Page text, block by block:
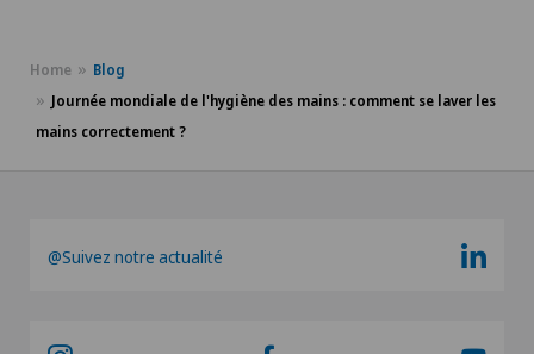
Home
Blog
Journée mondiale de l'hygiène des mains : comment se laver les
mains correctement ?
@Suivez notre actualité